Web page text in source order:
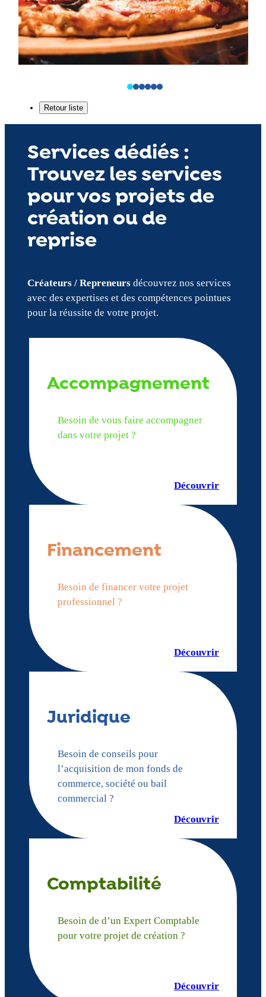
Services dédiés :
Trouvez les services
pour vos projets de
création ou de
reprise
Créateurs / Repreneursdécouvrez nos services
avec des expertises et des compétences pointues
pour la réussite de votre projet.
Accompagnement
Besoin de vous faire accompagner
dans votre projet ?
Découvrir
Financement
Besoin de financer votre projet
professionnel ?
Découvrir
Juridique
Besoin de conseils pour
l’acquisition de mon fonds de
commerce, société ou bail
commercial ?
Découvrir
Comptabilité
Besoin de d’un Expert Comptable
pour votre projet de création ?
Découvrir